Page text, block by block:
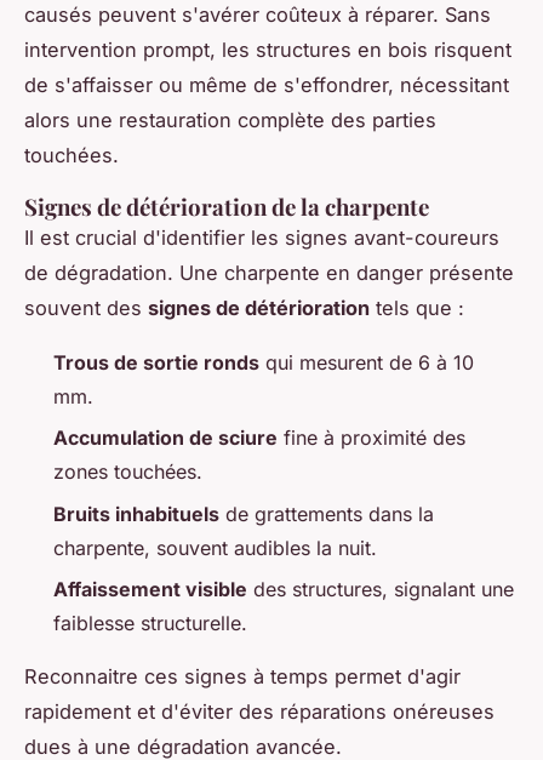
causés peuvent s'avérer coûteux à réparer. Sans
intervention prompt, les structures en bois risquent
de s'affaisser ou même de s'effondrer, nécessitant
alors une restauration complète des parties
touchées.
Signes de détérioration de la charpente
Il est crucial d'identifier les signes avant-coureurs
de dégradation. Une charpente en danger présente
souvent des signes de détérioration tels que :
Trous de sortie ronds qui mesurent de 6 à 10
mm.
Accumulation de sciure fine à proximité des
zones touchées.
Bruits inhabituels de grattements dans la
charpente, souvent audibles la nuit.
Affaissement visible des structures, signalant une
faiblesse structurelle.
Reconnaitre ces signes à temps permet d'agir
rapidement et d'éviter des réparations onéreuses
dues à une dégradation avancée.